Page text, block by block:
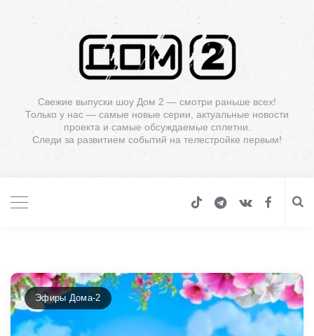
Свежие выпуски шоу Дом 2 — смотри раньше всех!
Только у нас — самые новые серии, актуальные новости
проекта и самые обсуждаемые сплетни.
Следи за развитием событий на телестройке первым!
Эфиры Дома-2